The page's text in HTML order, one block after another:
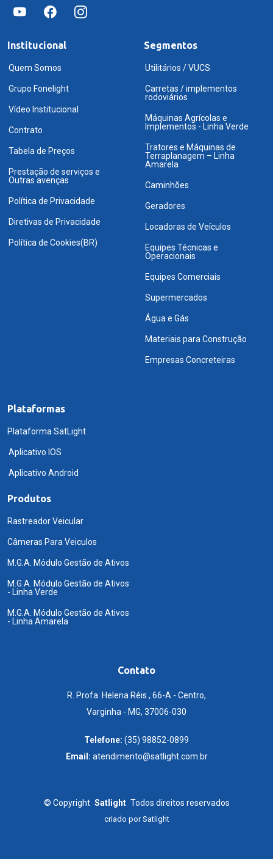
Institucional
Quem Somos
Grupo Fonelight
Vídeo Institucional
Contrato
Tabela de Preços
Prestação de serviços e
Outras avenças
Política de Privacidade
Diretivas de Privacidade
Política de Cookies(BR)
Segmentos
Utilitários / VUCS
Carretas / implementos
rodoviários
Máquinas Agrícolas e
Implementos - Linha Verde
Tratores e Máquinas de
Terraplanagem – Linha
Amarela
Caminhões
Geradores
Locadoras de Veículos
Equipes Técnicas e
Operacionais
Equipes Comerciais
Supermercados
Água e Gás
Materiais para Construção
Empresas Concreteiras
Plataformas
Plataforma SatLight
Aplicativo IOS
Aplicativo Android
Produtos
Rastreador Veicular
Câmeras Para Veiculos
M.G.A. Módulo Gestão de Ativos
M.G.A. Módulo Gestão de Ativos
- Linha Verde
M.G.A. Módulo Gestão de Ativos
- Linha Amarela
Contato
R. Profa. Helena Réis , 66-A - Centro,
Varginha - MG, 37006-030
Telefone: (35) 98852-0899
Email: atendimento@satlight.com.br
© Copyright Satlight Todos direitos reservados
criado porSatlight